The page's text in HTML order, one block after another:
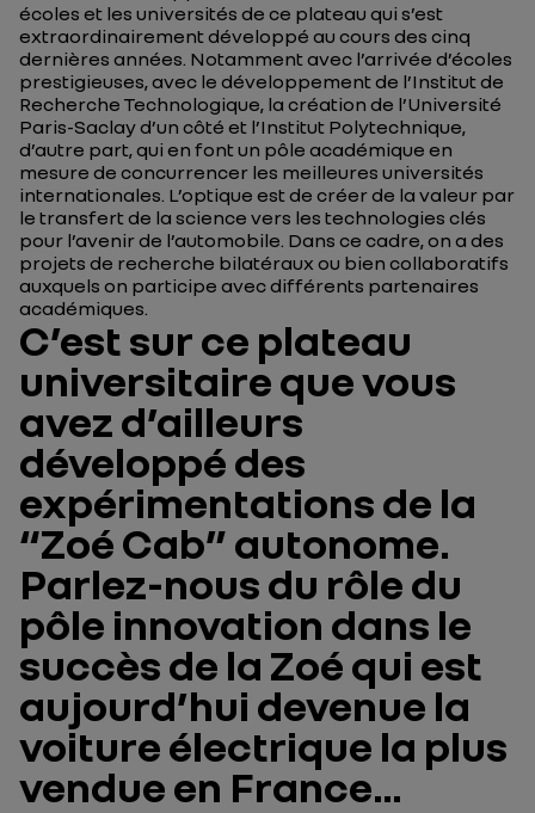
écoles et les universités de ce plateau qui s’est
extraordinairement développé au cours des cinq
dernières années. Notamment avec l’arrivée d’écoles
prestigieuses, avec le développement de l’Institut de
Recherche Technologique, la création de l’Université
Paris-Saclay d’un côté et l’Institut Polytechnique,
d’autre part, qui en font un pôle académique en
mesure de concurrencer les meilleures universités
internationales. L’optique est de créer de la valeur par
le transfert de la science vers les technologies clés
pour l’avenir de l’automobile. Dans ce cadre, on a des
projets de recherche bilatéraux ou bien collaboratifs
auxquels on participe avec différents partenaires
académiques.
C’est sur ce plateau
universitaire que vous
avez d’ailleurs
développé des
expérimentations de la
“Zoé Cab” autonome.
Parlez-nous du rôle du
pôle innovation dans le
succès de la Zoé qui est
aujourd’hui devenue la
voiture électrique la plus
vendue en France…